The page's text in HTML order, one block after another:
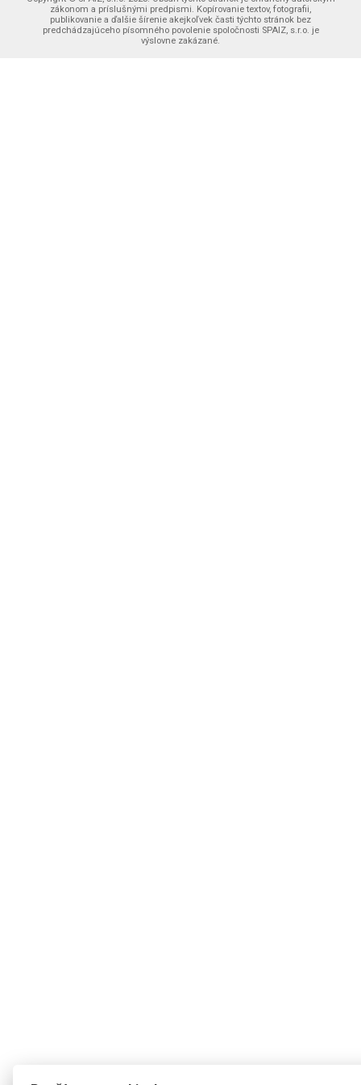
Registrácia
Zabudli ste heslo
Najnovšie pridané na stránku
Odstúpenie od zmluvy
Ochrana osobných údajov
zákonom a príslušnými predpismi. Kopírovanie textov, fotografii,
publikovanie a ďalšie šírenie akejkoľvek časti týchto stránok bez
predchádzajúceho písomného povolenie spoločnosti SPAIZ, s.r.o. je
výslovne zakázané.